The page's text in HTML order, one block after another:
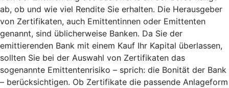
ab, ob und wie viel Rendite Sie erhalten. Die Herausgeber
von Zertifikaten, auch Emittentinnen oder Emittenten
genannt, sind üblicherweise Banken. Da Sie der
emittierenden Bank mit einem Kauf Ihr Kapital überlassen,
sollten Sie bei der Auswahl von Zertifikaten das
sogenannte Emittentenrisiko – sprich: die Bonität der Bank
– berücksichtigen. Ob Zertifikate die passende Anlageform